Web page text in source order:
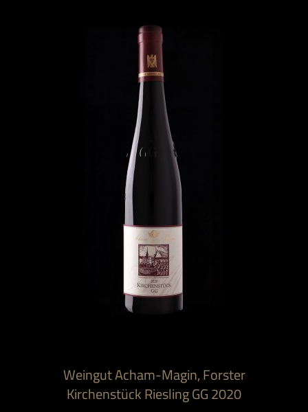
Weingut Acham-Magin, Forster
Kirchenstück Riesling GG 2020